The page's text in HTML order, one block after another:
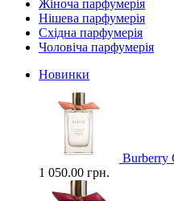
Жіноча парфумерія
Нішева парфумерія
Східна парфумерія
Чоловіча парфумерія
Новинки
Burberry
1 050.00 грн.